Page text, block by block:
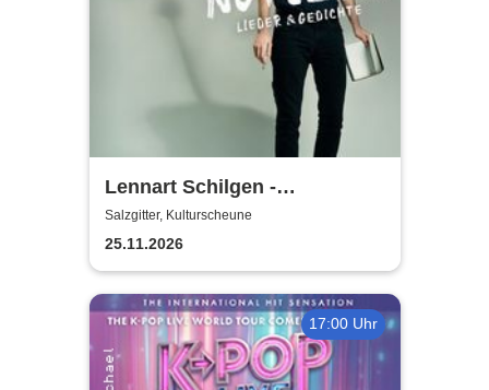
Lennart Schilgen -
Abwesenheitsnotizen
Salzgitter, Kulturscheune
25.11.2026
17:00 Uhr